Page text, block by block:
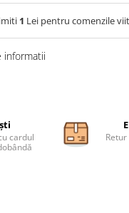
1 Lei pentru comenzile
informatii
cardul